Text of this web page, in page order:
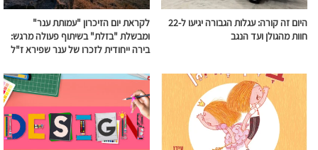
היום זה קורה: עגלות הגבורה יגיעו ל-22
חוות מהגולן ועד הנגב
לקראת יום הזיכרון "עמותת ענר"
ומבשלת "בזלת" בשיתוף פעולה מרגש:
בירה ייחודית לזכרו של ענר שפירא ז"ל